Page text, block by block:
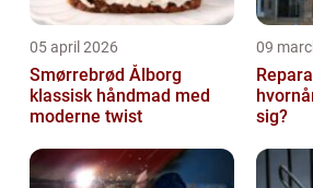
05 april 2026
Smørrebrød Ålborg
klassisk håndmad med
moderne twist
09
sig?